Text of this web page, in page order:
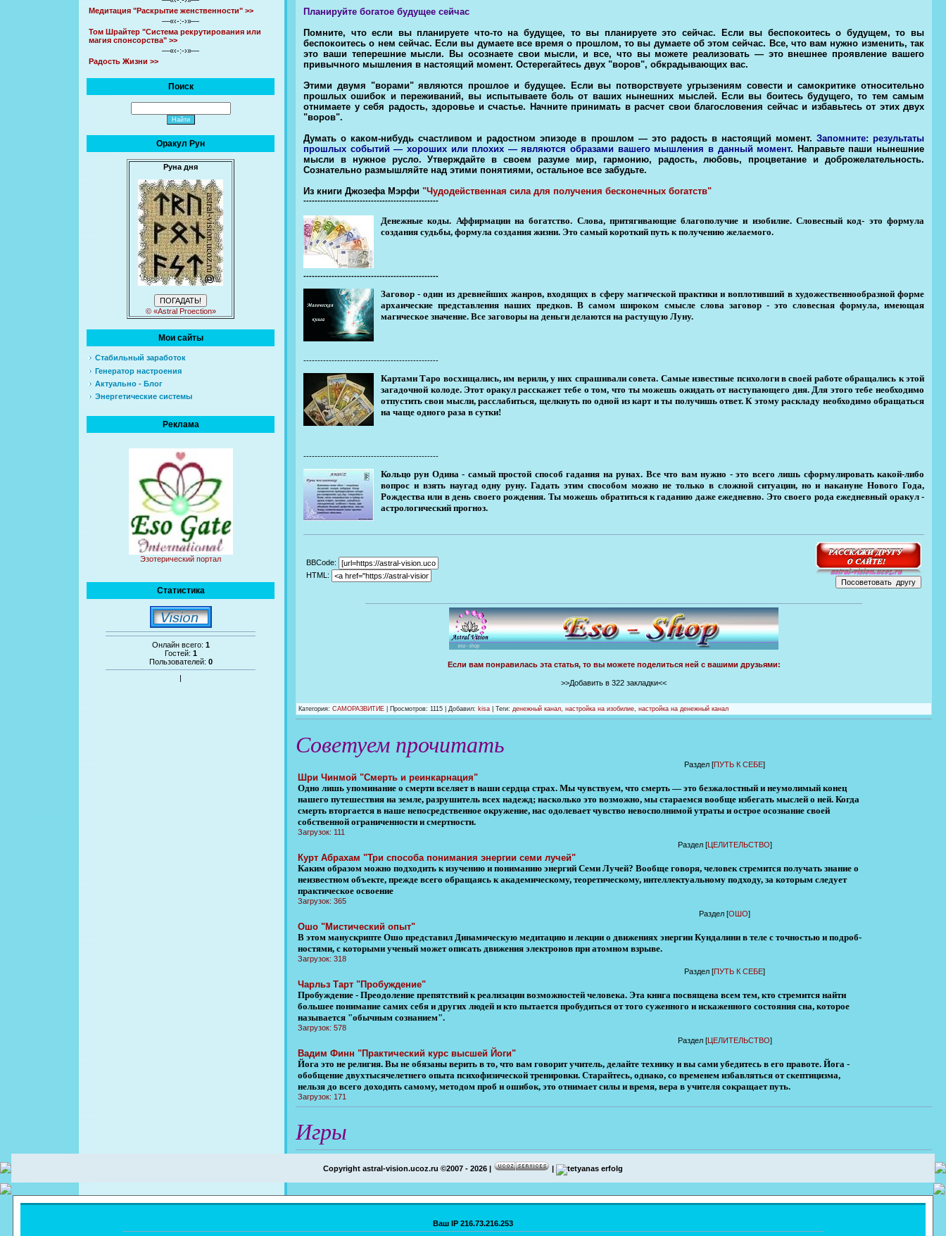
Медитация "Раскрытие женственности" >>
—«‹-:-›»—
Том Шрайтер "Система рекрутирования или
магия спонсорства" >>
—«‹-:-›»—
Радость Жизни >>
Поиск
Оракул Рун
Руна дня
© «Astral Proection»
Мои сайты
Стабильный заработок
Генератор настроения
Актуально - Блог
Энергетические системы
Реклама
Эзотерический портал
Статистика
Онлайн всего: 1
Гостей: 1
Пользователей: 0
Планируйте богатое будущее сейчас
Помните, что если вы планируете что-то на будущее, то вы планируете это сейчас. Если вы беспокоитесь о будущем, то вы
беспокоитесь о нем сейчас. Если вы думаете все время о прошлом, то вы думаете об этом сейчас. Все, что вам нужно изменить, так
это ваши теперешние мысли. Вы осознаете свои мысли, и все, что вы можете реализовать — это внешнее проявление вашего
привычного мышления в настоящий момент. Остерегайтесь двух "воров", обкрадывающих вас.
Этими двумя "ворами" являются прошлое и будущее. Если вы потворствуете угрызениям совести и самокритике относительно
прошлых ошибок и переживаний, вы испытываете боль от ваших нынешних мыслей. Если вы боитесь будущего, то тем самым
отнимаете у себя радость, здоровье и счастье. Начните принимать в расчет свои благословения сейчас и избавьтесь от этих двух
"воров".
Думать о каком-нибудь счастливом и радостном эпизоде в прошлом — это радость в настоящий момент. Запомните: результаты
прошлых событий — хороших или плохих — являются образами вашего мышления в данный момент. Направьте паши нынешние
мысли в нужное русло. Утверждайте в своем разуме мир, гармонию, радость, любовь, процветание и доброжелательность.
Сознательно размышляйте над этими понятиями, остальное все забудьте.
Из книги Джозефа Мэрфи "Чудодейственная сила для получения бесконечных богатств"
------------------------------------------------
Денежные коды. Аффирмации на богатство. Слова, притягивающие благополучие и изобилие. Словесный код- это формула
создания судьбы, формула создания жизни. Это самый короткий путь к получению желаемого.
------------------------------------------------
Заговор - один из древнейших жанров, входящих в сферу магической практики и воплотивший в художественнообразной форме
архаические представления наших предков. В самом широком смысле слова заговор - это словесная формула, имеющая
магическое значение. Все заговоры на деньги делаются на растущую Луну.
------------------------------------------------
Картами Таро восхищались, им верили, у них спрашивали совета. Самые известные психологи в своей работе обращались к этой
загадочной колоде. Этот оракул расскажет тебе о том, что ты можешь ожидать от наступающего дня. Для этого тебе необходимо
отпустить свои мысли, расслабиться, щелкнуть по одной из карт и ты получишь ответ. К этому раскладу необходимо обращаться
на чаще одного раза в сутки!
------------------------------------------------
Кольцо рун Одина - самый простой способ гадания на рунах. Все что вам нужно - это всего лишь сформулировать какой-либо
вопрос и взять наугад одну руну. Гадать этим способом можно не только в сложной ситуации, но и накануне Нового Года,
Рождества или в день своего рождения. Ты можешь обратиться к гаданию даже ежедневно. Это своего рода ежедневный оракул -
астрологический прогноз.
BBCode:
HTML:
Если вам понравилась эта статья, то вы можете поделиться ней с вашими друзьями:
>>Добавить в 322 закладки<<
Категория: САМОРАЗВИТИЕ Просмотров: 1115 | Добавил: kisa | Теги: денежный канал, настройка на изобилие, настройка на денежный канал
Советуем прочитать
Раздел [ПУТЬ К СЕБЕ]
Шри Чинмой "Смерть и реинкарнация"
Одно лишь упоминание о смерти вселяет в наши сердца страх. Мы чувствуем, что смерть — это безжалостный и неумолимый конец
нашего путешествия на земле, разрушитель всех надежд; насколько это возможно, мы стараемся вообще избегать мыслей о ней. Когда
смерть вторгается в наше непосредственное окружение, нас одолевает чувство невосполнимой утраты и острое осознание своей
собственной ограниченности и смертности.
Загрузок: 111
Раздел [ЦЕЛИТЕЛЬСТВО]
Курт Абрахам "Три способа понимания энергии семи лучей"
Каким образом можно подходить к изучению и пониманию энергий Семи Лучей? Вообще говоря, человек стремится получать знание о
неизвестном объекте, прежде всего обращаясь к академическому, теоретическому, интеллектуальному подходу, за которым следует
практическое освоение
Загрузок: 365
Раздел [ОШО]
Ошо "Мистический опыт"
В этом манускрипте Ошо представил Динамическую медитацию и лекции о движениях энергии Кундалини в теле с точностью и подроб­
ностями, с которыми ученый может описать движения электронов при атомном взрыве.
Загрузок: 318
Раздел [ПУТЬ К СЕБЕ]
Чарльз Тарт "Пробуждение"
Пробуждение - Преодоление препятствий к реализации возможностей человека. Эта книга посвящена всем тем, кто стремится найти
большее понимание самих себя и других людей и кто пытается пробудиться от того суженного и искаженного состояния сна, которое
называется "обычным сознанием".
Загрузок: 578
Раздел [ЦЕЛИТЕЛЬСТВО]
Вадим Финн "Практический курс высшей Йоги"
Йога это не религия. Вы не обязаны верить в то, что вам говорит учитель, делайте технику и вы сами убедитесь в его правоте. Йога -
обобщение двухтысячелетнего опыта психофизической тренировки. Старайтесь, однако, со временем избавляться от скептицизма,
нельзя до всего доходить самому, методом проб и ошибок, это отнимает силы и время, вера в учителя сокращает путь.
Загрузок: 171
Игры
Copyright astral-vision.ucoz.ru ©2007 - 2026 | |
Ваш IP 216.73.216.253